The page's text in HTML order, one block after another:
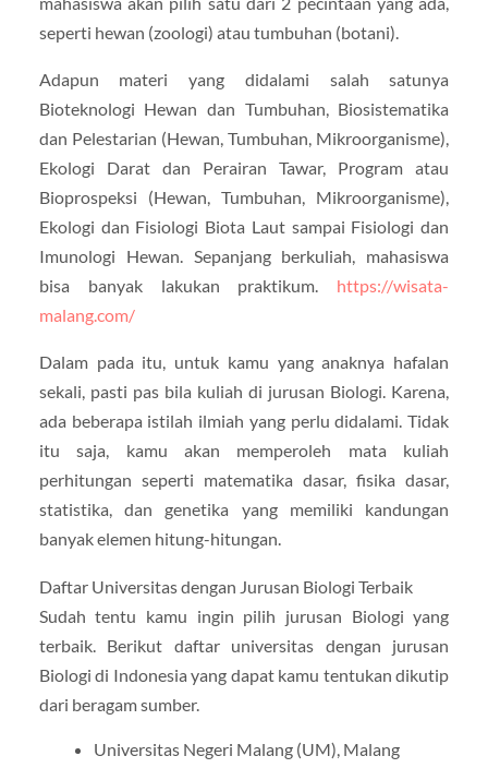
seperti hewan (zoologi) atau tumbuhan (botani).
Adapun materi yang didalami salah satunya
Bioteknologi Hewan dan Tumbuhan, Biosistematika
dan Pelestarian (Hewan, Tumbuhan, Mikroorganisme),
Ekologi Darat dan Perairan Tawar, Program atau
Bioprospeksi (Hewan, Tumbuhan, Mikroorganisme),
Ekologi dan Fisiologi Biota Laut sampai Fisiologi dan
Imunologi Hewan. Sepanjang berkuliah, mahasiswa
bisa banyak lakukan praktikum. https://wisata-
malang.com/
Dalam pada itu, untuk kamu yang anaknya hafalan
sekali, pasti pas bila kuliah di jurusan Biologi. Karena,
ada beberapa istilah ilmiah yang perlu didalami. Tidak
itu saja, kamu akan memperoleh mata kuliah
perhitungan seperti matematika dasar, fisika dasar,
statistika, dan genetika yang memiliki kandungan
banyak elemen hitung-hitungan.
Daftar Universitas dengan Jurusan Biologi Terbaik
Sudah tentu kamu ingin pilih jurusan Biologi yang
terbaik. Berikut daftar universitas dengan jurusan
Biologi di Indonesia yang dapat kamu tentukan dikutip
dari beragam sumber.
Universitas Negeri Malang (UM), Malang